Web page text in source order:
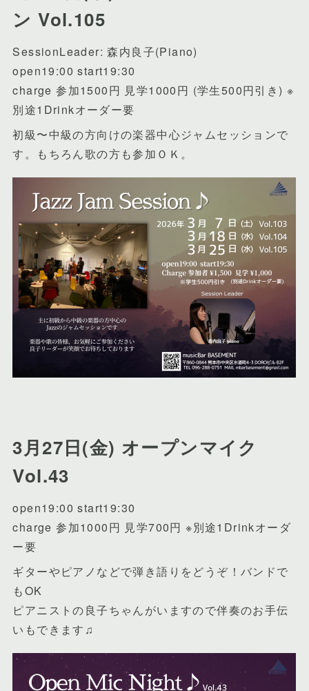
ン Vol.105
SessionLeader: 森内良子(Piano)
open19:00 start19:30
charge 参加1500円 見学1000円 (学生500円引き) ※
別途1Drinkオーダー要
初級〜中級の方向けの楽器中心ジャムセッションで
す。もちろん歌の方も参加ＯＫ。
3月27日(金) オープンマイク
Vol.43
open19:00 start19:30
charge 参加1000円 見学700円 ※別途1Drinkオーダ
ー要
ギターやピアノなどで弾き語りをどうぞ！バンドで
もOK
ピアニストの良子ちゃんがいますので伴奏のお手伝
いもできます♫